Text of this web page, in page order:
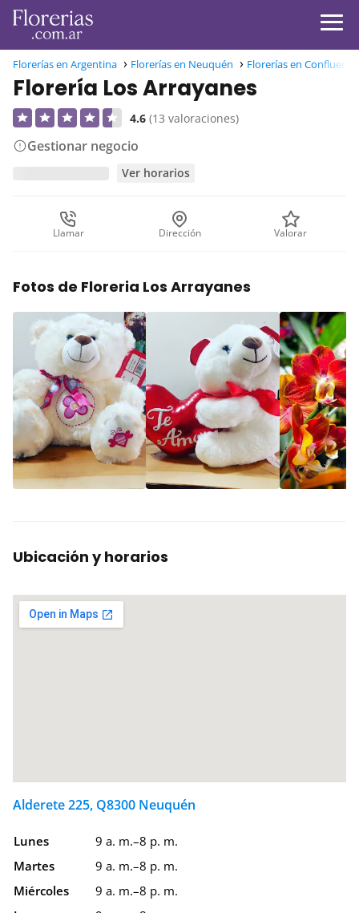
Florerías en Argentina Florerías en Neuquén Florerías en
Florería Los Arrayanes
4.6 (13 valoraciones)
Gestionar negocio
Ver horarios
Llamar Dirección Valorar
Fotos de Floreria Los Arrayanes
Ubicación y horarios
Alderete 225, Q8300 Neuquén
Lunes
9 a. m.–8 p. m.
Martes
9 a. m.–8 p. m.
Miércoles
9 a. m.–8 p. m.